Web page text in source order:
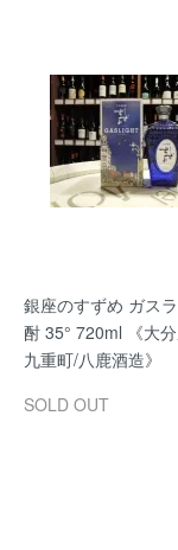
銀座のすずめ ガス
酎 35° 720ml 《大
九重町/八鹿酒造》
SOLD OUT